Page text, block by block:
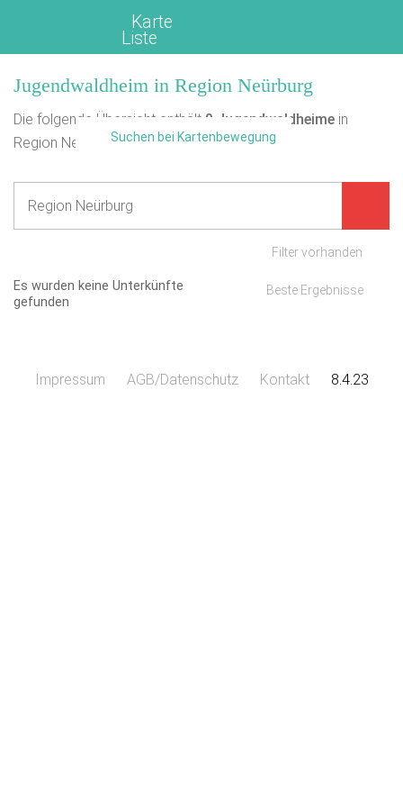
Karte
Liste
Jugendwaldheim in Region Neürburg
Die folgende Übersicht enthält 0 Jugendwaldheime in
Region Neürburg.
Filter vorhanden
Es wurden keine Unterkünfte
gefunden
Beste Ergebnisse
Suchen bei Kartenbewegung
Impressum AGB/Datenschutz Kontakt 8.4.23